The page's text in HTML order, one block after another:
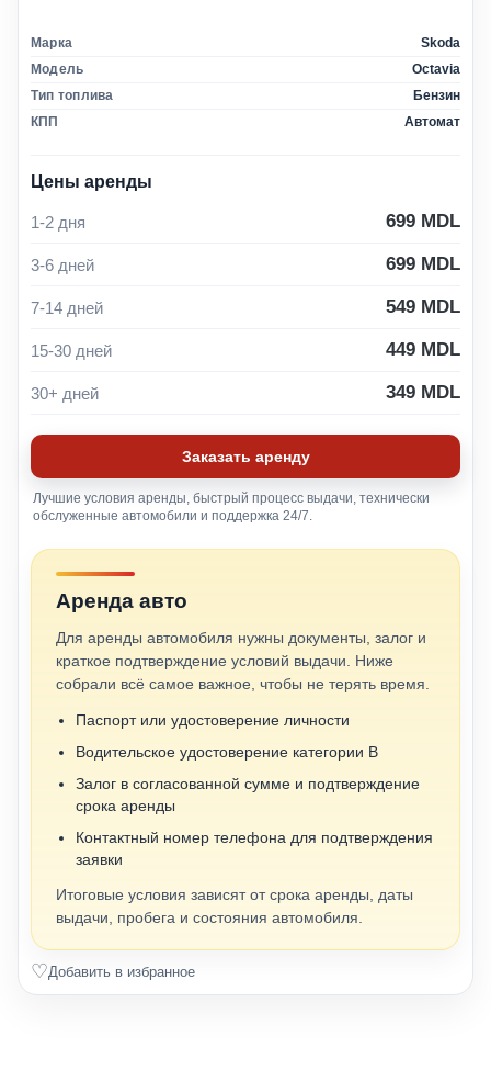
Марка
Skoda
Модель
Octavia
Тип топлива
Бензин
КПП
Автомат
Цены аренды
1-2 дня 699 MDL
3-6 дней 699 MDL
7-14 дней 549 MDL
15-30 дней 449 MDL
30+ дней 349 MDL
Заказать аренду
Лучшие условия аренды, быстрый процесс выдачи, технически
обслуженные автомобили и поддержка 24/7.
Аренда авто
Для аренды автомобиля нужны документы, залог и
краткое подтверждение условий выдачи. Ниже
собрали всё самое важное, чтобы не терять время.
Паспорт или удостоверение личности
Водительское удостоверение категории B
Залог в согласованной сумме и подтверждение
срока аренды
Контактный номер телефона для подтверждения
заявки
Итоговые условия зависят от срока аренды, даты
выдачи, пробега и состояния автомобиля.
♡Добавить в избранное